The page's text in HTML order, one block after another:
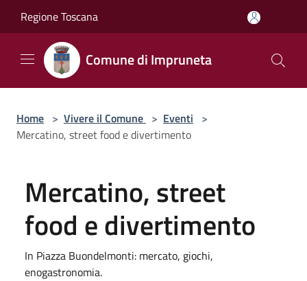
Regione Toscana
Comune di Impruneta
Home > Vivere il Comune > Eventi >
Mercatino, street food e divertimento
Mercatino, street
food e divertimento
In Piazza Buondelmonti: mercato, giochi,
enogastronomia.